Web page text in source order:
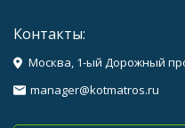
Контакты:
Москва, 1-ый Дорожный
manager@kotmatros.ru